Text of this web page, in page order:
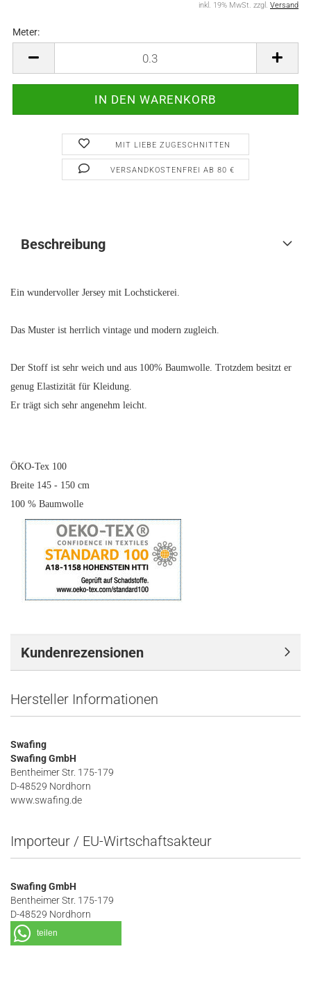
inkl. 19% MwSt. zzgl. Versand
Meter:
MIT LIEBE ZUGESCHNITTEN
VERSANDKOSTENFREI AB 80 €
Beschreibung
Ein wundervoller Jersey mit Lochstickerei.
Das Muster ist herrlich vintage und modern zugleich.
Der Stoff ist sehr weich und aus 100% Baumwolle. Trotzdem besitzt er
genug Elastizität für Kleidung.
Er trägt sich sehr angenehm leicht.
ÖKO-Tex 100
Breite 145 - 150 cm
100 % Baumwolle
Kundenrezensionen
Hersteller Informationen
Swafing
Swafing GmbH
Bentheimer Str. 175-179
D-48529 Nordhorn
www.swafing.de
Importeur / EU-Wirtschaftsakteur
Swafing GmbH
Bentheimer Str. 175-179
D-48529 Nordhorn
teilen